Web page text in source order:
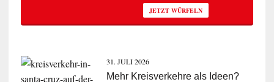
JETZT WÜRFELN
31. JULI 2026
Mehr Kreisverkehre als Ideen?